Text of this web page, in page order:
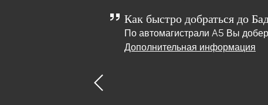
Как быстро добраться до
По автомагистрали A5 Вы
Дополнительная информация